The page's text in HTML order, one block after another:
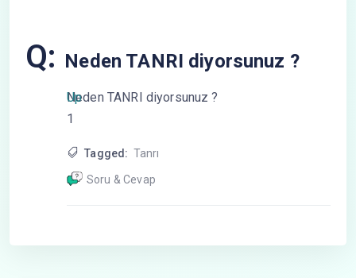
Q: Neden TANRI diyorsunuz ?
Up
1
Neden TANRI diyorsunuz ?
Tagged: Tanrı
Soru & Cevap